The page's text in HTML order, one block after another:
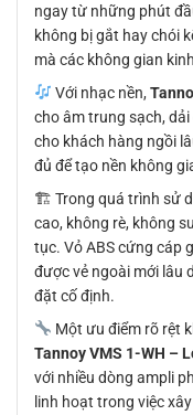
ngay từ những phút
không bị gắt hay chói
mà các không gian
Với nhạc nền,
cho âm trung sạch,
cho khách hàng ngồi
đủ để tạo nền không
🏗 Trong quá trình sử
cao, không rè, không
tục. Vỏ ABS cứng cáp
được vẻ ngoài mới lâu
đặt cố định.
Một ưu điểm rõ rệt
Tannoy VMS 1-WH –
với nhiều dòng ampli
linh hoạt trong việc